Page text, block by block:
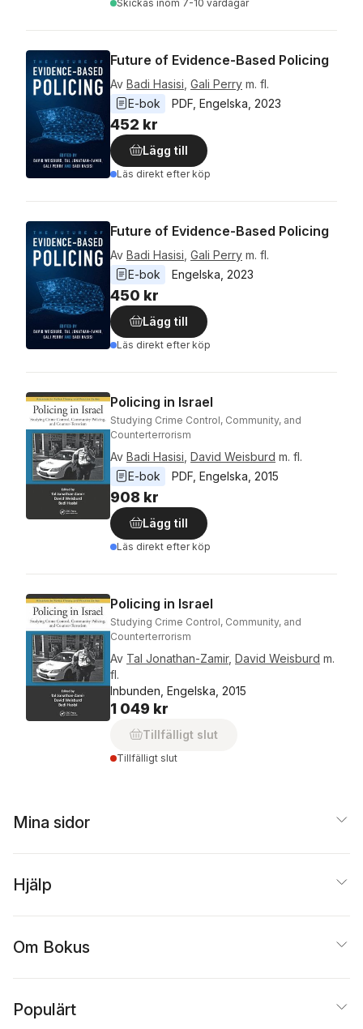
Skickas inom 7-10 vardagar
Future of Evidence-Based Policing
Av Badi Hasisi Gali Perry m. fl.
E-bok
PDF Engelska 2023
452 kr
Lägg till
Läs direkt efter köp
Future of Evidence-Based Policing
Av Badi Hasisi Gali Perry m. fl.
E-bok
Engelska 2023
450 kr
Lägg till
Läs direkt efter köp
Policing in Israel
Studying Crime Control, Community, and
Counterterrorism
Av Badi Hasisi David Weisburd m. fl.
E-bok
PDF Engelska 2015
908 kr
Lägg till
Läs direkt efter köp
Policing in Israel
Studying Crime Control, Community, and
Counterterrorism
Av Tal Jonathan-Zamir, David Weisburd m.
fl.
Inbunden, Engelska, 2015
1 049 kr
Tillfälligt slut
Tillfälligt slut
Mina sidor
Hjälp
Om Bokus
Populärt